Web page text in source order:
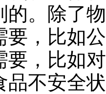
的。除了
要，比如
要，比如
品不安全